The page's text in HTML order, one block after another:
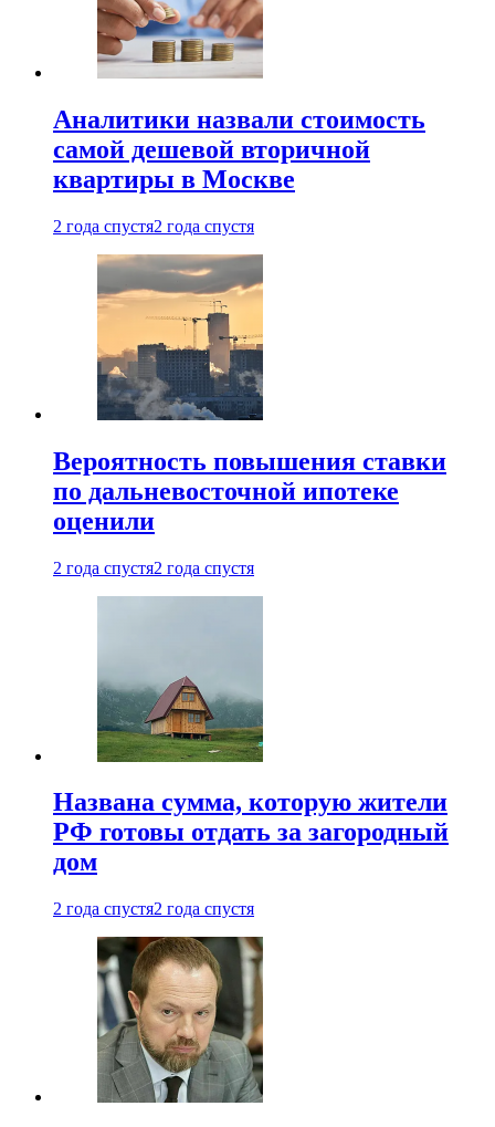
Аналитики назвали стоимость
самой дешевой вторичной
квартиры в Москве
2 года спустя2 года спустя
Вероятность повышения ставки
по дальневосточной ипотеке
оценили
2 года спустя2 года спустя
Названа сумма, которую жители
РФ готовы отдать за загородный
дом
2 года спустя2 года спустя